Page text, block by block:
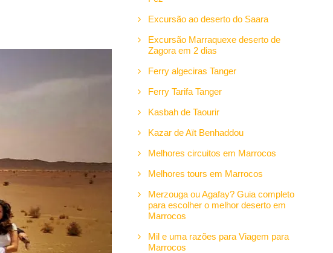
Excursão ao deserto do Saara
Excursão Marraquexe deserto de
Zagora em 2 dias
Ferry algeciras Tanger
Ferry Tarifa Tanger
Kasbah de Taourir
Kazar de Aït Benhaddou
Melhores circuitos em Marrocos
Melhores tours em Marrocos
Merzouga ou Agafay? Guia completo
para escolher o melhor deserto em
Marrocos
Mil e uma razões para Viagem para
Marrocos